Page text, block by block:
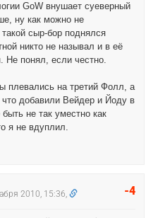
GoW внушает суеверный
ну как можно не
сыр-бор поднялся
никто не называл и в её
Не понял, если честно.
плевались на третий Фолл, а
что добавили Вейдер и Йоду в
не так уместно как
я не вдуплил.
-4
2010, 15:36,